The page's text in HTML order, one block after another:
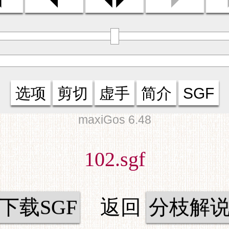
选项 剪切 虚手 简介 SGF
maxiGos 6.48
102.sgf
载SGF返回分枝解